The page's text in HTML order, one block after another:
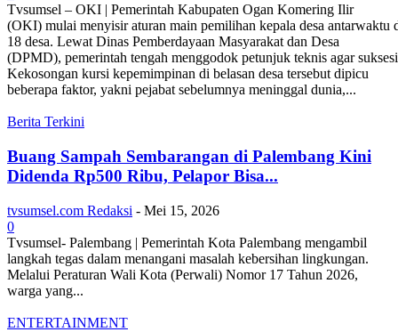
Tvsumsel – OKI | Pemerintah Kabupaten Ogan Komering Ilir
(OKI) mulai menyisir aturan main pemilihan kepala desa antarwaktu
18 desa. Lewat Dinas Pemberdayaan Masyarakat dan Desa
(DPMD), pemerintah tengah menggodok petunjuk teknis agar
Kekosongan kursi kepemimpinan di belasan desa tersebut dipicu
beberapa faktor, yakni pejabat sebelumnya meninggal dunia,...
Berita Terkini
Buang Sampah Sembarangan di Palembang Kini
Didenda Rp500 Ribu, Pelapor Bisa...
tvsumsel.com Redaksi - Mei 15, 2026
0
Tvsumsel- Palembang | Pemerintah Kota Palembang mengambil
langkah tegas dalam menangani masalah kebersihan lingkungan.
Melalui Peraturan Wali Kota (Perwali) Nomor 17 Tahun 2026,
warga yang...
ENTERTAINMENT